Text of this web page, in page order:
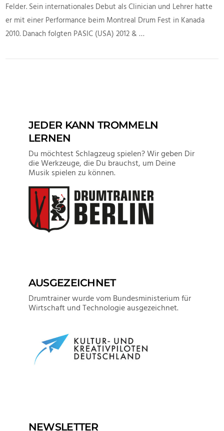
Felder. Sein internationales Debut als Clinician und Lehrer hatte
er mit einer Performance beim Montreal Drum Fest in Kanada
2010. Danach folgten PASIC (USA) 2012 & …
JEDER KANN TROMMELN
LERNEN
Du möchtest Schlagzeug spielen? Wir geben Dir
die Werkzeuge, die Du brauchst, um Deine
Musik spielen zu können.
AUSGEZEICHNET
Drumtrainer wurde vom Bundesministerium für
Wirtschaft und Technologie ausgezeichnet.
NEWSLETTER